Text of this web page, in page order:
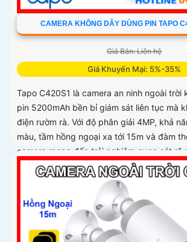
CAMERA KHÔNG DÂY DÙNG PIN TAPO
Giá Bán: Liên hệ
Giá Khuyến Mại: 5%-35%
Tapo C420S1 là camera an ninh ngoài trời
pin 5200mAh bền bỉ giám sát liên tục mà
điện rườm rà. Với độ phân giải 4MP, khả
màu, tầm hồng ngoại xa tới 15m và đàm
camera mang đến trải nghiệm quan sát rõ